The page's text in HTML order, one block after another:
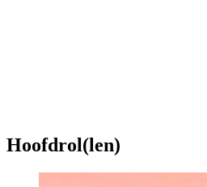
Hoofdrol(len)